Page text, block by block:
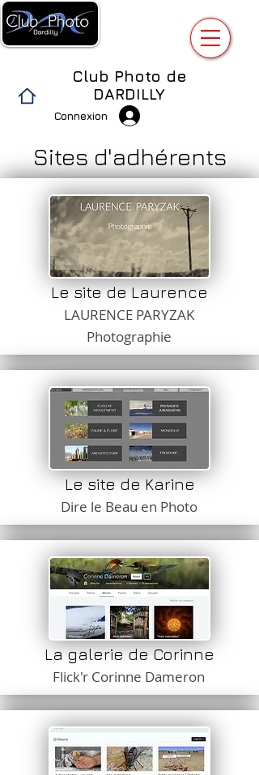
Club Photo de
DARDILLY
Connexion
Sites d'adhérents
Le site de Laurence
LAURENCE PARYZAK
Photographie
Le site de Karine
Dire le Beau en Photo
La galerie de Corinne
Flick'r Corinne Dameron